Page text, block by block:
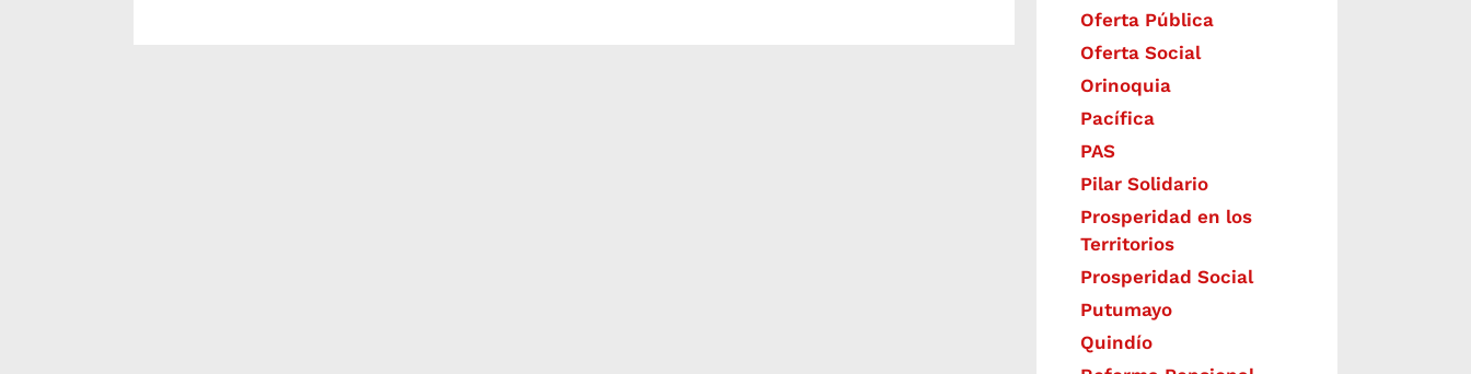
Oferta Pública
Oferta Social​​
Orinoquia
Pacífica
PAS
Pilar Solidario
Prosperidad en los
Territorios
Prosperidad Social
Putumayo
Quindío